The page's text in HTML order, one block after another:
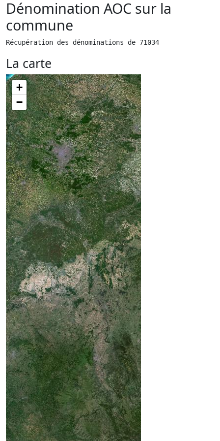
Dénomination AOC sur la
commune
Récupération des dénominations de 71034
La carte
+
−